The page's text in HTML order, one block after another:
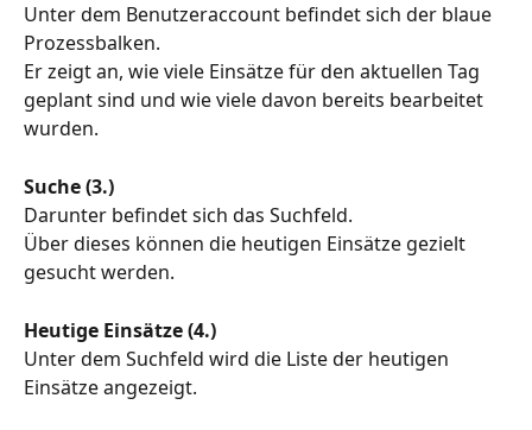
Unter dem Benutzeraccount befindet sich der blaue
Prozessbalken.
Er zeigt an, wie viele Einsätze für den aktuellen Tag
geplant sind und wie viele davon bereits bearbeitet
wurden.
Suche (3.)
Darunter befindet sich das Suchfeld.
Über dieses können die heutigen Einsätze gezielt
gesucht werden.
Heutige Einsätze (4.)
Unter dem Suchfeld wird die Liste der heutigen
Einsätze angezeigt.